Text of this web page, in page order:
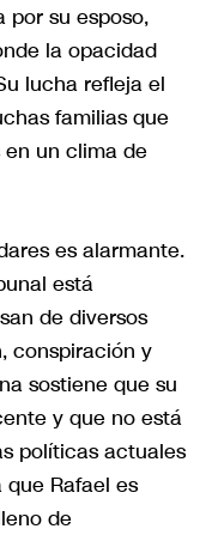
su esposo,
la opacidad
lucha refleja el
familias que
un clima de
es alarmante.
está
de diversos
conspiración y
sostiene que su
y que no está
políticas actuales
Rafael es
de